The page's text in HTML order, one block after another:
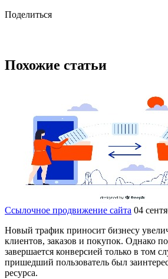
Поделиться
Похожие статьи
Ссылочное продвижение сайта 04
Новый трафик приносит бизнесу
клиентов, заказов и покупок. Однако
завершается конверсией только в том
пришедший пользователь был
ресурса.